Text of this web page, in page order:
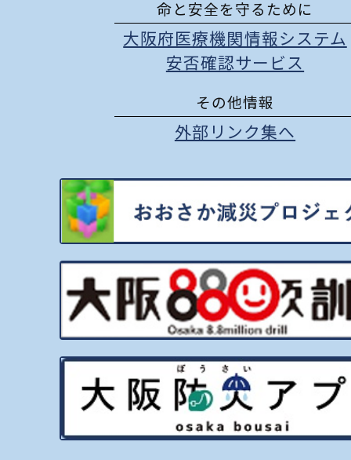
命と安全を守るために
大阪府医療機関情報システム
安否確認サービス
その他情報
外部リンク集へ